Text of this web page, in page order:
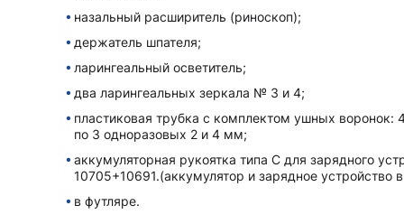
назальный расширитель (риноскоп);
держатель шпателя;
ларингеальный осветитель;
два ларингеальных зеркала № 3 и 4;
пластиковая трубка с комплектом ушных
по 3 одноразовых 2 и 4 мм;
аккумуляторная рукоятка типа C для зарядного
10705+10691.(аккумулятор и зарядное устройство
в футляре.